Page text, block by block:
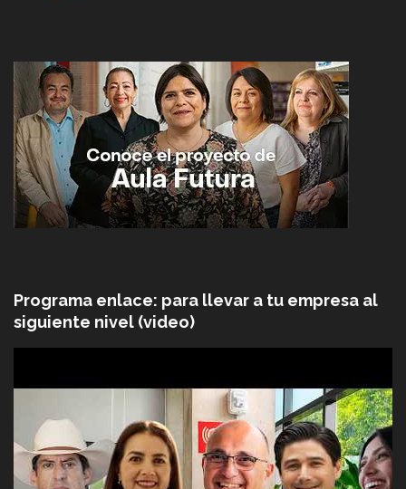
Programa enlace: para llevar a tu empresa al
siguiente nivel (video)